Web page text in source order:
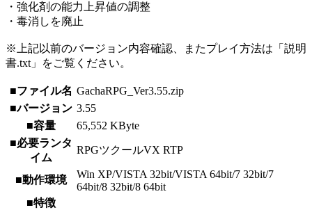
・強化剤の能力上昇値の調整
・毒消しを廃止
※上記以前のバージョン内容確認、またプレイ方法は「説明
書.txt」をご覧ください。
■ファイル名 GachaRPG_Ver3.55.zip
■バージョン 3.55
■容量
65,552 KByte
■必要ランタ
イム
RPGツクールVX RTP
■動作環境
Win XP/VISTA 32bit/VISTA 64bit/7 32bit/7
64bit/8 32bit/8 64bit
■特徴